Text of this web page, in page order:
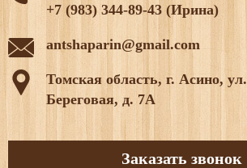
+7 (983) 344-89-43 (Ирина)
antshaparin@gmail.com
Томская область, г. Асино, ул.
Береговая, д. 7А
Заказать звонок